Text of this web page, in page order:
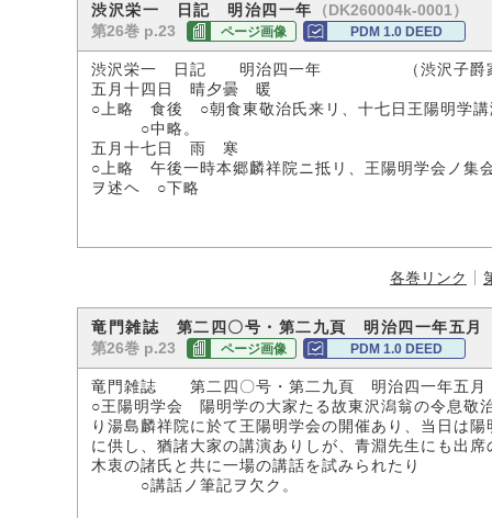
渋沢栄一 日記 明治四一年
（DK260004k-0001）
第26巻 p.23
ページ画像 PDM 1.0 DEED
渋沢栄一 日記 明治四一年 （渋沢子爵家
五月十四日 晴夕曇 暖
○上略 食後 ○朝食東敬治氏来リ、十七日王陽明学
○中略。
五月十七日 雨 寒
○上略 午後一時本郷麟祥院ニ抵リ、王陽明学会ノ集
ヲ述ヘ ○下略
各巻リンク
竜門雑誌 第二四〇号・第二九頁 明治四一年五
第26巻 p.23 ページ画像 PDM 1.0 DEED
竜門雑誌 第二四〇号・第二九頁 明治四一年五月
○王陽明学会 陽明学の大家たる故東沢潟翁の令息敬
り湯島麟祥院に於て王陽明学会の開催あり、当日は
に供し、猶諸大家の講演ありしが、青淵先生にも出
木衷の諸氏と共に一場の講話を試みられたり
○講話ノ筆記ヲ欠ク。